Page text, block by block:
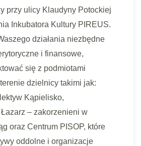
przy ulicy Klaudyny Potockiej
Inkubatora Kultury PIREUS.
działania niezbędne
i finansowe,
się z podmiotami
dzielnicy takimi jak:
Kąpielisko,
– zakorzenieni w
oraz Centrum PISOP, które
oddolne i organizacje